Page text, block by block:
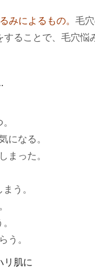
みによるもの。 毛
ることで、毛穴悩
になる。
まった。
う。
う。
リ肌に